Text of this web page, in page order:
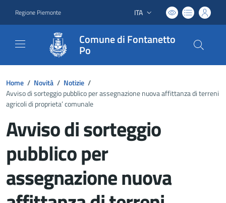
Regione Piemonte Lingua attiva:
ITA
Comune di Fontanetto
Po
Home / Novità / Notizie /
Avviso di sorteggio pubblico per assegnazione nuova affittanza di terreni
agricoli di proprieta’ comunale
Avviso di sorteggio
pubblico per
assegnazione nuova